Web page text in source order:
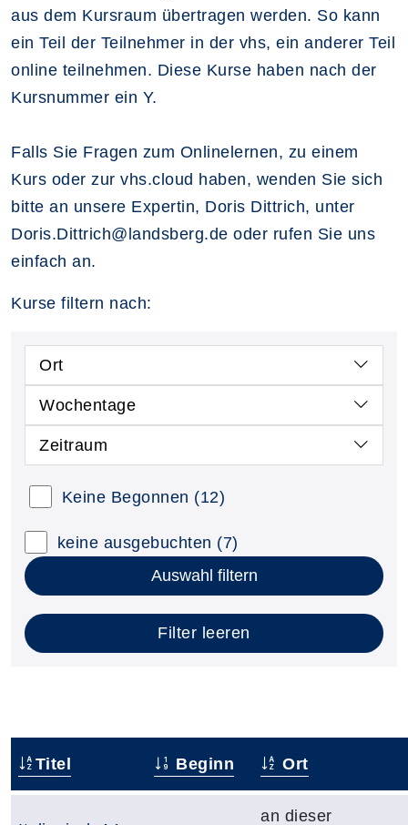
aus dem Kursraum übertragen werden. So kann
ein Teil der Teilnehmer in der vhs, ein anderer Teil
online teilnehmen. Diese Kurse haben nach der
Kursnummer ein Y.
Falls Sie Fragen zum Onlinelernen, zu einem
Kurs oder zur vhs.cloud haben, wenden Sie sich
bitte an unsere Expertin, Doris Dittrich, unter
Doris.Dittrich@landsberg.de oder rufen Sie uns
einfach an.
Kurse filtern nach:
Ort
Wochentage
Zeitraum
Keine Begonnen (12)
keine ausgebuchten (7)
Auswahl filtern
Filter leeren
Titel Beginn Ort
an dieser